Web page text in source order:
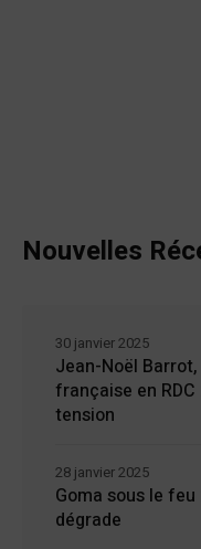
Nouvelles
Jean-Noël
française en
tension
30 janvier 2025
Goma sous le
dégrade
28 janvier 2025